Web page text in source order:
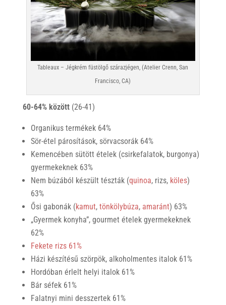
Tableaux – Jégkrém füstölgő szárazjégen, (Atelier Crenn, San
Francisco, CA)
60-64% között(26-41)
Organikus termékek 64%
Sör-étel párosítások, sörvacsorák 64%
Kemencében sütött ételek (csirkefalatok, burgonya)
gyermekeknek 63%
Nem búzából készült tészták (quinoa, rizs, köles)
63%
Ősi gabonák (kamut, tönkölybúza, amaránt) 63%
„Gyermek konyha”, gourmet ételek gyermekeknek
62%
Fekete rizs 61%
Házi készítésű szörpök, alkoholmentes italok 61%
Hordóban érlelt helyi italok 61%
Bár séfek 61%
Falatnyi mini desszertek 61%